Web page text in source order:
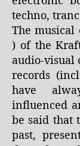
techno,
The musical
) of the
audio-visual
records
have
influenced
be said that
past,